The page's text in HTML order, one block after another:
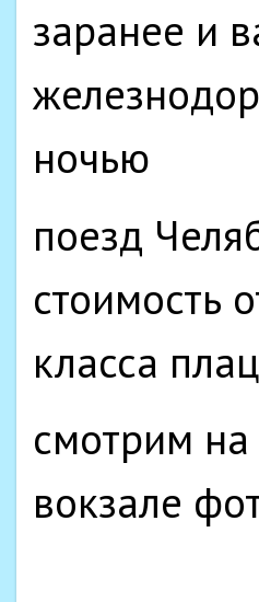
заранее и
ночью
поезд
стоимость
класса
смотрим
вокзале